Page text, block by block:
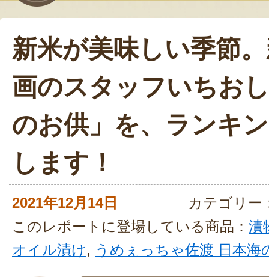
新米が美味しい季節
画のスタッフいちお
のお供」を、ランキ
します！
2021年12月14日
カテゴリー
このレポートに登場している商品： 漬
オイル漬け, うめぇっちゃ佐渡 日本海